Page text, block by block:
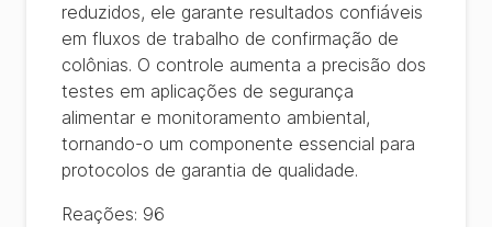
reduzidos, ele garante resultados confiáveis
em fluxos de trabalho de confirmação de
colônias. O controle aumenta a precisão dos
testes em aplicações de segurança
alimentar e monitoramento ambiental,
tornando-o um componente essencial para
protocolos de garantia de qualidade.
Reações: 96